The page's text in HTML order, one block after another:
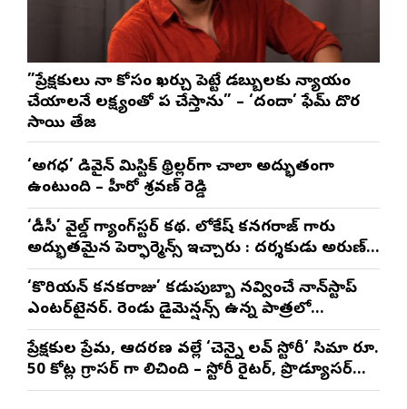
”ప్రేక్షకులు నా కోసం ఖర్చు పెట్టే డబ్బులకు న్యాయం
చేయాలనే లక్ష్యంతో పని చేస్తాను” – ‘దందా’ ఫేమ్ దొర
సాయి తేజ
‘అగధ’ డివైన్ మిస్టిక్ థ్రిల్లర్‌గా చాలా అద్భుతంగా
ఉంటుంది – హీరో శ్రవణ్ రెడ్డి
‘డీసీ’ వైల్డ్ గ్యాంగ్‌స్టర్ కథ. లోకేష్ కనగరాజ్ గారు
అద్భుతమైన పెర్ఫార్మెన్స్ ఇచ్చారు : దర్శకుడు అరుణ్
మాథేశ్వరన్
‘కొరియన్ కనకరాజు’ కడుపుబ్బా నవ్వించే నాన్‌స్టాప్
ఎంటర్‌టైనర్. రెండు డైమెన్షన్స్ ఉన్న పాత్రలో
నటించడం చాలా సంతృప్తినిచ్చింది : వరుణ్ తేజ్
ప్రేక్షకుల ప్రేమ, ఆదరణ వల్లే ‘చెన్నై లవ్ స్టోరీ’ సినిమా రూ.
50 కోట్ల గ్రాసర్ గా నిలిచింది – స్టోరీ రైటర్, ప్రొడ్యూసర్
సాయి రాజేష్